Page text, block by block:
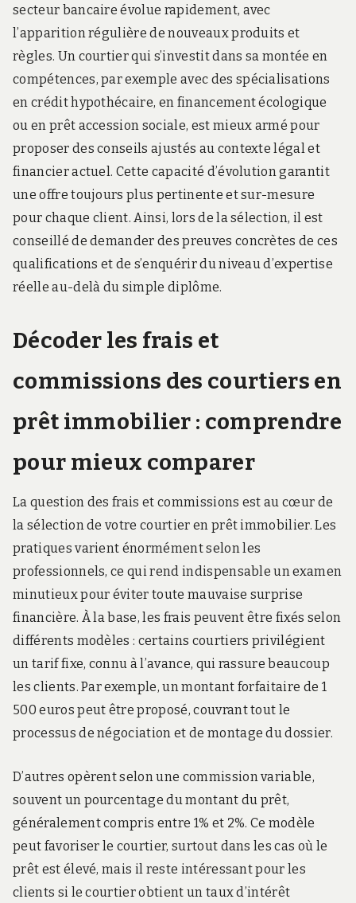
secteur bancaire évolue rapidement, avec
l’apparition régulière de nouveaux produits et
règles. Un courtier qui s’investit dans sa montée en
compétences, par exemple avec des spécialisations
en crédit hypothécaire, en financement écologique
ou en prêt accession sociale, est mieux armé pour
proposer des conseils ajustés au contexte légal et
financier actuel. Cette capacité d’évolution garantit
une offre toujours plus pertinente et sur-mesure
pour chaque client. Ainsi, lors de la sélection, il est
conseillé de demander des preuves concrètes de ces
qualifications et de s’enquérir du niveau d’expertise
réelle au-delà du simple diplôme.
Décoder les frais et
commissions des courtiers en
prêt immobilier : comprendre
pour mieux comparer
La question des frais et commissions est au cœur de
la sélection de votre courtier en prêt immobilier. Les
pratiques varient énormément selon les
professionnels, ce qui rend indispensable un examen
minutieux pour éviter toute mauvaise surprise
financière. À la base, les frais peuvent être fixés selon
différents modèles : certains courtiers privilégient
un tarif fixe, connu à l’avance, qui rassure beaucoup
les clients. Par exemple, un montant forfaitaire de 1
500 euros peut être proposé, couvrant tout le
processus de négociation et de montage du dossier.
D’autres opèrent selon une commission variable,
souvent un pourcentage du montant du prêt,
généralement compris entre 1% et 2%. Ce modèle
peut favoriser le courtier, surtout dans les cas où le
prêt est élevé, mais il reste intéressant pour les
clients si le courtier obtient un taux d’intérêt